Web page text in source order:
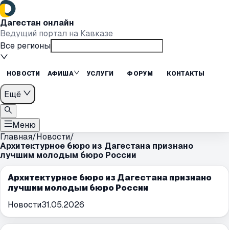
Дагестан онлайн
Ведущий портал на Кавказе
Все регионы
НОВОСТИ АФИША УСЛУГИ ФОРУМ КОНТАКТЫ
Ещё
Меню
Главная/Новости/
Архитектурное бюро из Дагестана признано
лучшим молодым бюро России
Архитектурное бюро из Дагестана признано
лучшим молодым бюро России
Новости31.05.2026